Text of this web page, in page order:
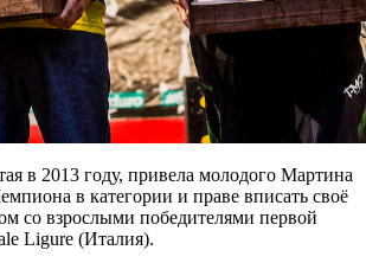
в 2013 году, привела молодого Мартина
в категории и праве вписать своё
со взрослыми победителями первой
Ligure (Италия).